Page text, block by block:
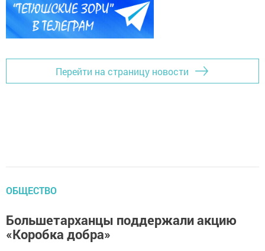
Перейти на страницу новости
ОБЩЕСТВО
Большетарханцы поддержали акцию
«Коробка добра»